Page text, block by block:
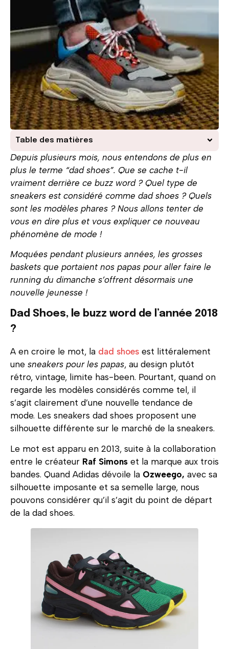
Table des matières
Depuis plusieurs mois, nous entendons de plus en
plus le terme “dad shoes”. Que se cache t-il
vraiment derrière ce buzz word ? Quel type de
sneakers est considéré comme dad shoes ? Quels
sont les modèles phares ? Nous allons tenter de
vous en dire plus et vous expliquer ce nouveau
phénomène de mode !
Moquées pendant plusieurs années, les grosses
baskets que portaient nos papas pour aller faire le
running du dimanche s’offrent désormais une
nouvelle jeunesse !
Dad Shoes, le buzz word de l’année 2018
?
A en croire le mot, la dad shoes est littéralement
une sneakers pour les papas, au design plutôt
rétro, vintage, limite has-been. Pourtant, quand on
regarde les modèles considérés comme tel, il
s’agit clairement d’une nouvelle tendance de
mode. Les sneakers dad shoes proposent une
silhouette différente sur le marché de la sneakers.
Le mot est apparu en 2013, suite à la collaboration
entre le créateur Raf Simons et la marque aux trois
bandes. Quand Adidas dévoile la Ozweego, avec sa
silhouette imposante et sa semelle large, nous
pouvons considérer qu’il s’agit du point de départ
de la dad shoes.